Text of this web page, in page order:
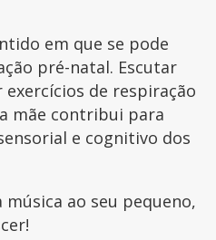
em que se pode
pré-natal. Escutar
de respiração
mãe contribui para
e cognitivo dos
ao seu pequeno,